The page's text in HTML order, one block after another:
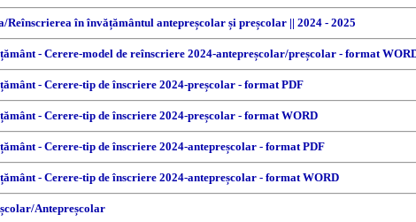
în învățământul antepreșcolar și preșcolar || 2024 - 2025
- Cerere-model de reînscriere 2024-antepreșcolar/preșcolar - format
- Cerere-tip de înscriere 2024-preșcolar - format PDF
- Cerere-tip de înscriere 2024-preșcolar - format WORD
- Cerere-tip de înscriere 2024-antepreșcolar - format PDF
- Cerere-tip de înscriere 2024-antepreșcolar - format WORD
Antepreșcolar